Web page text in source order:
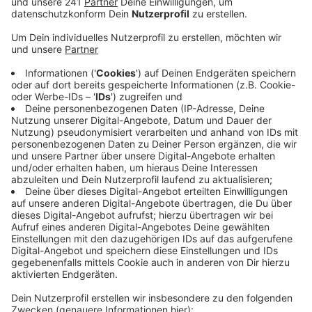
Anzeige
Wie die Polizei mitteilte, war der Fußgänger gegen
16:30 Uhr zusammen mit seiner Tochter und zwei
Hunden Am Swisterberg, einem kleinen Waldweg,
unterwegs. Von hinten rief dann ein Fahrradfahrer, der
sich mit seinem Hund in hoher Geschwindigkeit
näherte. Der Fußgänger stürzte und verletzte sich
dabei. Nachdem der Radfahrer das erkannte, fuhr er
schnell vom Unfallort weg. Die Polizei sucht jetzt nach
diesem Mann – er soll einen belgischen Schäferhund
dabei gehabt haben. Wer zu dem Vorfall etwas sagen
kann, meldet sich bitte bei der Kreispolizei. Hinweise
werden telefonisch an 02251 799-460 oder 02251
poststelle.euskirchen@polize.nrw.deerbeten.